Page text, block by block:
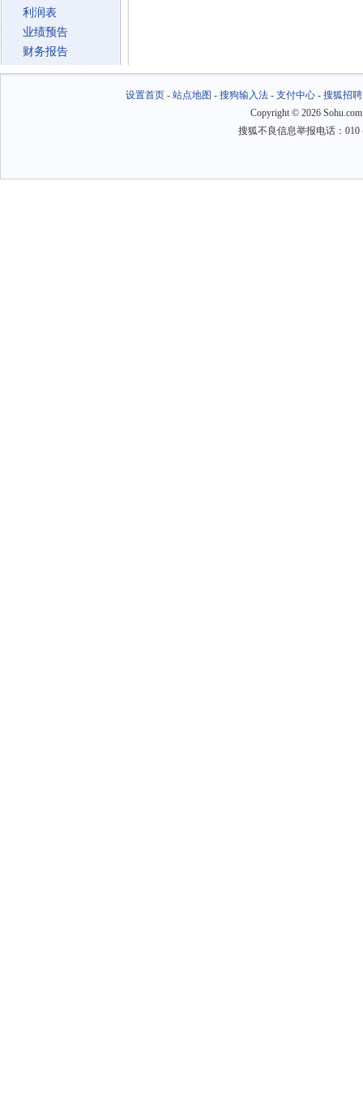
利润表
业绩预告
财务报告
设置首页- 站点地图 - 搜狗输入法- 支付中心- 搜狐招聘
Copyright © 2026
搜狐不良信息举报电话：010